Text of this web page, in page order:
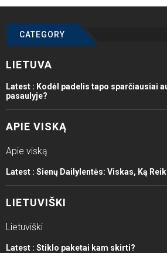
CATEGORY
LIETUVA
Latest : Kodėl padelis tapo sparčiausiai
pasaulyje?
APIE VISKĄ
Apie viską
Latest : Sienų Dailylentės: Viskas, Ką
LIETUVIŠKI
Lietuviški
Latest : Stiklo paketai kam skirti?